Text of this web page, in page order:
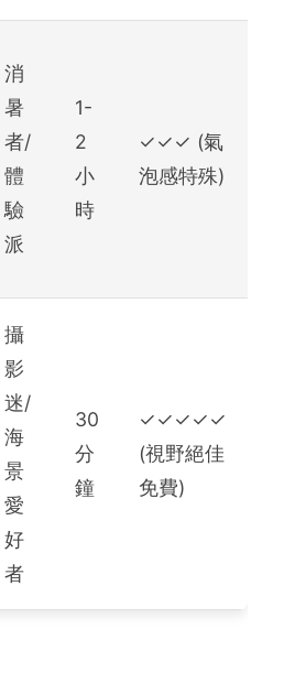
消
暑
者/
體
驗
派
1-
2
小
時
✓✓✓ (氣
泡感特殊)
攝
影
迷/
海
景
愛
好
者
30
分
鐘
✓✓✓✓✓
(視野絕佳
免費)